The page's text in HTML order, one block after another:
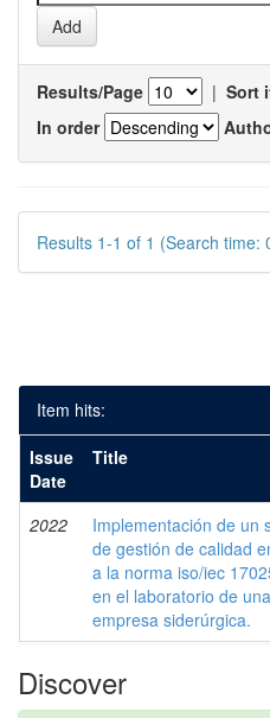
Results/Page | Sort
In order
Results 1-1 of 1 (Search time:
Item hits:
Issue
Date
Title
2022
Implementación de un
de gestión de calidad
a la norma iso/iec
en el laboratorio de una
empresa siderúrgica.
Discover